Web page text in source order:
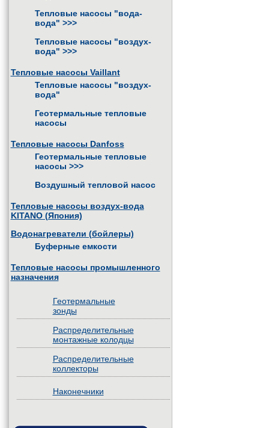
Тепловые насосы "вода-
вода" >>>
Тепловые насосы "воздух-
вода" >>>
Тепловые насосы Vaillant
Тепловые насосы "воздух-
вода"
Геотермальные тепловые
насосы
Тепловые насосы Danfoss
Геотермальные тепловые
насосы >>>
Воздушный тепловой насос
Тепловые насосы воздух-вода
KITANO (Япония)
Водонагреватели (бойлеры)
Буферные емкости
Тепловые насосы промышленного
назначения
Геотермальные
зонды
Распределительные
монтажные колодцы
Распределительные
коллекторы
Наконечники